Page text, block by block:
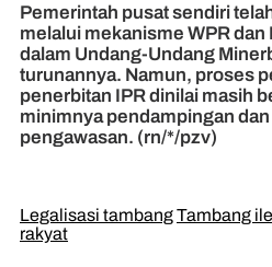
Pemerintah pusat sendiri
melalui mekanisme WPR
dalam Undang-Undang
turunannya. Namun, proses
penerbitan IPR dinilai masih
minimnya pendampingan
pengawasan. (rn/*/pzv)
Legalisasi tambangTambang
rakyat